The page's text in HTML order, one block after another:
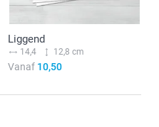
Liggend
14,4 12,8 cm
Vanaf10,50